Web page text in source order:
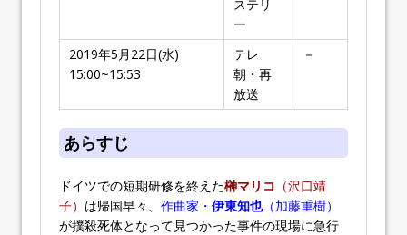
ステリ
ー
2019年5月22日(水)
15:00~15:53
テレ
朝・再
放送
－
あらすじ
ドイツでの短期研修を終えた榊マリコ （沢口靖
子） は帰国早々、 作曲家・ 伊東知也（加藤重樹）
が撲殺死体となって見つかった事件の現場に急行